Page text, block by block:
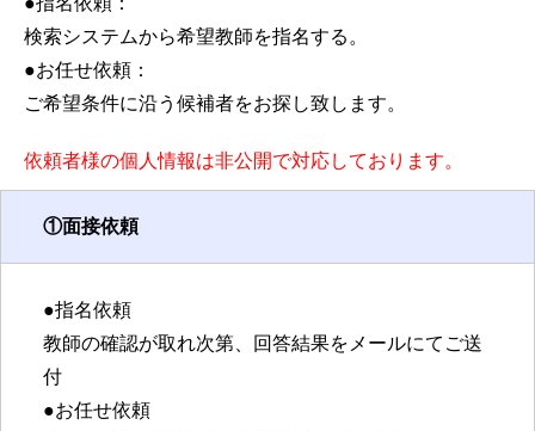
検索システムから希望教師を指名する。
●お任せ依頼：
ご希望条件に沿う候補者をお探し致します。
依頼者様の個人情報は非公開で対応しております。
①面接依頼
●指名依頼
教師の確認が取れ次第、回答結果をメールにてご送
付
●お任せ依頼